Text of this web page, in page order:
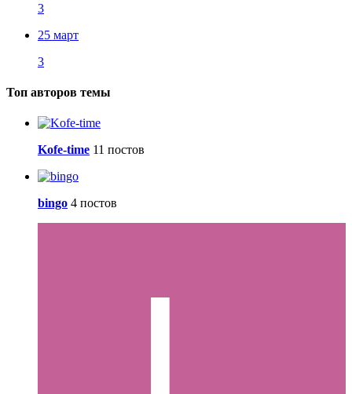
3
25 март
3
Топ авторов темы
Kofe-time 11 постов
bingo 4 постов